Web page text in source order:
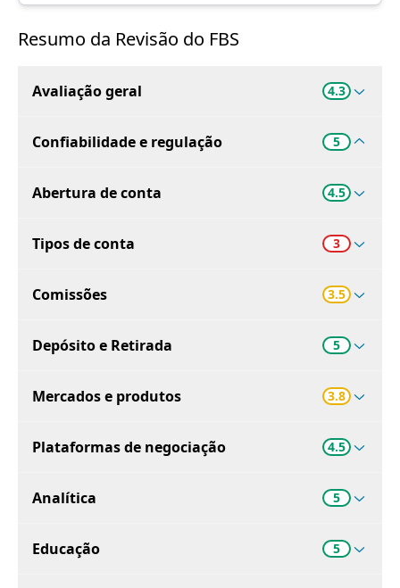
Resumo da Revisão do FBS
Avaliação geral 4.3
Confiabilidade e regulação 5
Abertura de conta 4.5
Tipos de conta 3
Comissões 3.5
Depósito e Retirada 5
Mercados e produtos 3.8
Plataformas de negociação 4.5
Analítica 5
Educação 5